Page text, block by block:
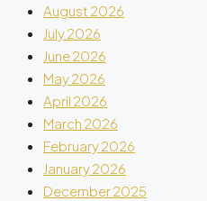
August 2026
July 2026
June 2026
May 2026
April 2026
March 2026
February 2026
January 2026
December 2025